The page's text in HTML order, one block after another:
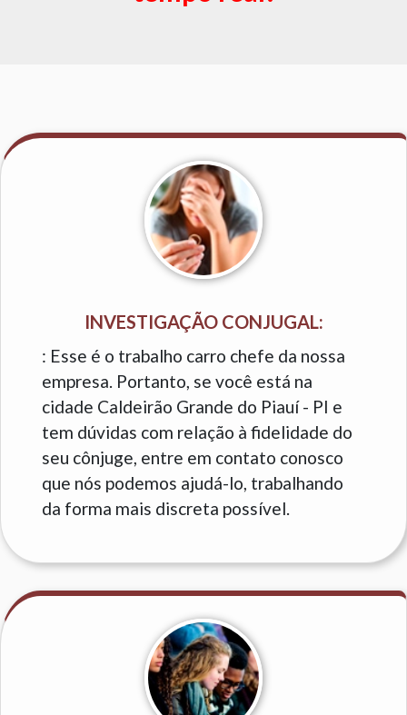
INVESTIGAÇÃO CONJUGAL:
: Esse é o trabalho carro chefe da nossa
empresa. Portanto, se você está na
cidade Caldeirão Grande do Piauí - PI e
tem dúvidas com relação à fidelidade do
seu cônjuge, entre em contato conosco
que nós podemos ajudá-lo, trabalhando
da forma mais discreta possível.